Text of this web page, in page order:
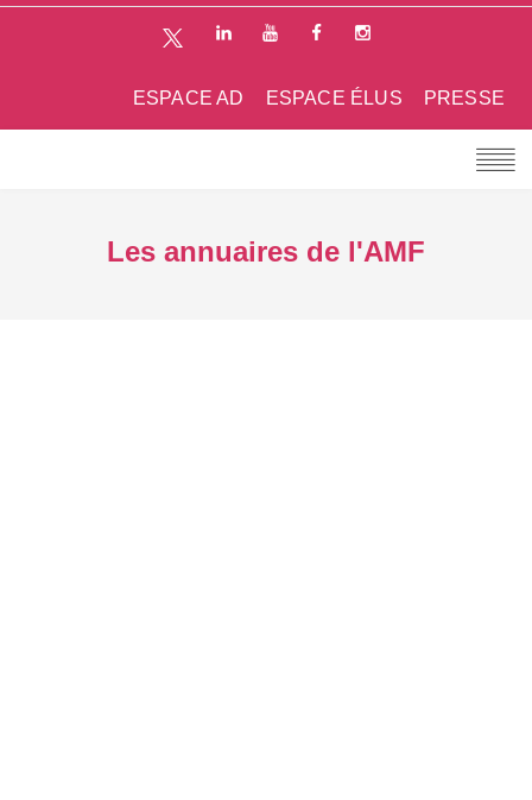
PRESSE
ESPACE ÉLUS
ESPACE AD
Les annuaires de l'AMF